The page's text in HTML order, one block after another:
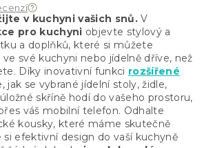
v kuchyni vašich snů. V
pro kuchyni objevte stylový a
a doplňků, které si můžete
své kuchyni nebo jídelně dříve, než
Díky inovativní funkci rozšířené
jak se vybrané jídelní stoly, židle,
skříně hodí do vašeho prostoru,
váš mobilní telefon. Odhalte
kousky, které máme skutečně
si efektivní design do vaší kuchyně